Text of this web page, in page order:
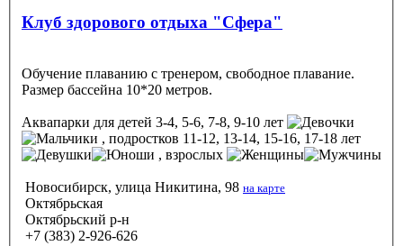
Клуб здорового отдыха "Сфера"
Обучение плаванию с тренером, свободное плавание.
Размер бассейна 10*20 метров.
Аквапарки для детей 3-4, 5-6, 7-8, 9-10 лет
, подростков 11-12, 13-14, 15-16, 17-18 лет
, взрослых
Новосибирск, улица Никитина, 98 на карте
Октябрьская
Октябрьский р-н
+7 (383) 2-926-626